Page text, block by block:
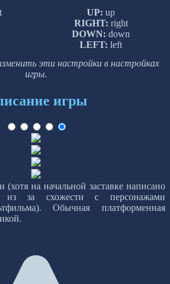
UP: up
RIGHT: right
DOWN: down
LEFT: left
эти настройки в настройках
игры.
игры
на начальной заставке написано
из за схожести с персонажами
Обычная платформенная